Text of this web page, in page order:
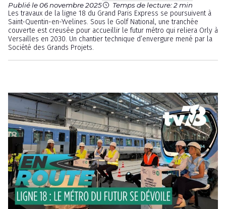
Publié le 06 novembre 2025 Temps de lecture: 2 min
Les travaux de la ligne 18 du Grand Paris Express se poursuivent à
Saint-Quentin-en-Yvelines. Sous le Golf National, une tranchée
couverte est creusée pour accueillir le futur métro qui reliera Orly à
Versailles en 2030. Un chantier technique d’envergure mené par la
Société des Grands Projets.